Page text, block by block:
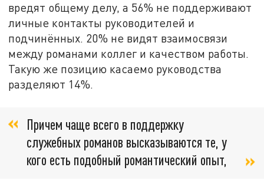
вредят общему делу, а 56% не поддерживают
личные контакты руководителей и
подчинённых. 20% не видят взаимосвязи
между романами коллег и качеством работы.
Такую же позицию касаемо руководства
разделяют 14%.
Причем чаще всего в поддержку
служебных романов высказываются те, у
кого есть подобный романтический опыт,